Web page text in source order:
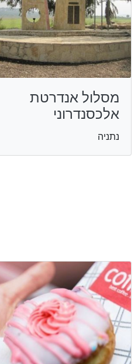
מסלול אנדרטת
אלכסנדרוני
נתניה